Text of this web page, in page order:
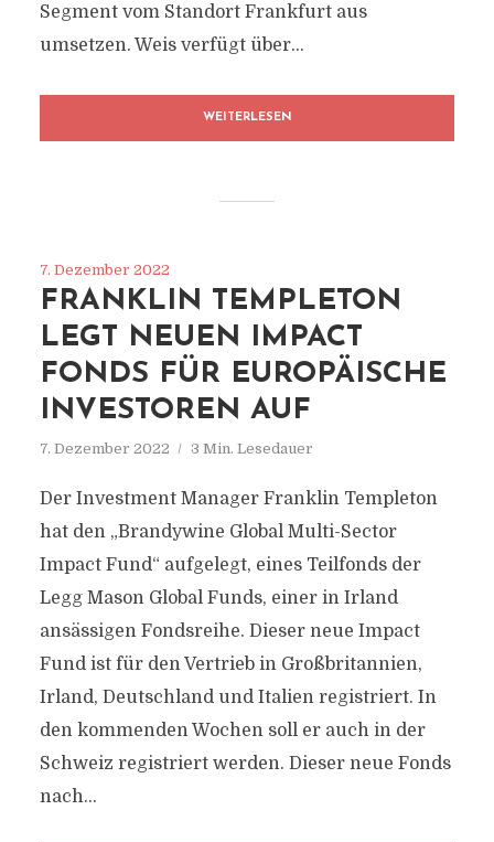
Segment vom Standort Frankfurt aus
umsetzen. Weis verfügt über...
WEITERLESEN
7. Dezember 2022
FRANKLIN TEMPLETON
LEGT NEUEN IMPACT
FONDS FÜR EUROPÄISCHE
INVESTOREN AUF
7. Dezember 2022 3 Min. Lesedauer
Der Investment Manager Franklin Templeton
hat den „Brandywine Global Multi-Sector
Impact Fund“ aufgelegt, eines Teilfonds der
Legg Mason Global Funds, einer in Irland
ansässigen Fondsreihe. Dieser neue Impact
Fund ist für den Vertrieb in Großbritannien,
Irland, Deutschland und Italien registriert. In
den kommenden Wochen soll er auch in der
Schweiz registriert werden. Dieser neue Fonds
nach...